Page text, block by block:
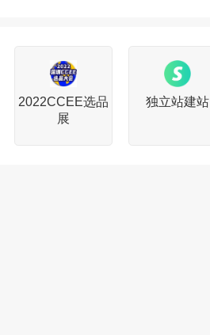
2022CCEE选品
展
独立站建站